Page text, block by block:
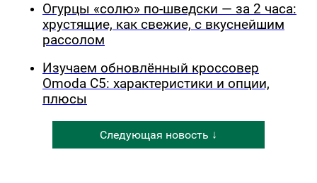
Огурцы «солю» по-шведски — за 2 часа:
хрустящие, как свежие, с вкуснейшим
рассолом
Изучаем обновлённый кроссовер
Omoda C5: характеристики и опции,
плюсы
Следующая новость ↓